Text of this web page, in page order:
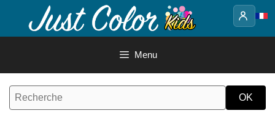
contenu
Menu